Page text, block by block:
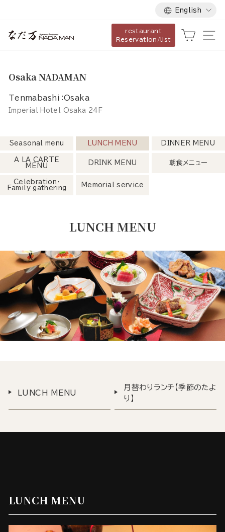
content
Language
English
restaurant
Reservation/list
Cart
Osaka NADAMAN
Tenmabashi：Osaka
Imperial Hotel Osaka 24F
Seasonal menu LUNCH MENU DINNER MENU
A LA CARTE
MENU
DRINK MENU 朝食メニュー
Celebration・
Family gathering
Memorial service
LUNCH MENU
LUNCH MENU
月替わりランチ【季節のたよ
り】
LUNCH MENU